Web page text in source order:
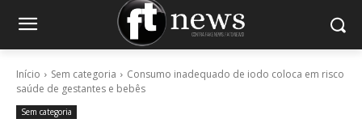
Início Sem categoria
Consumo inadequado de iodo coloca em risco
saúde de gestantes e bebês
Sem categoria